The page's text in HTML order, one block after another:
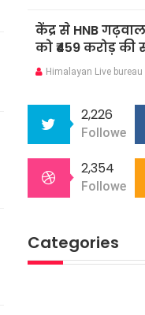
केंद्र से HNB गढ़वाल
को ₹459 करोड़ की
Himalayan Live bureau
2,226
Followers
2,354
Followers
Categories